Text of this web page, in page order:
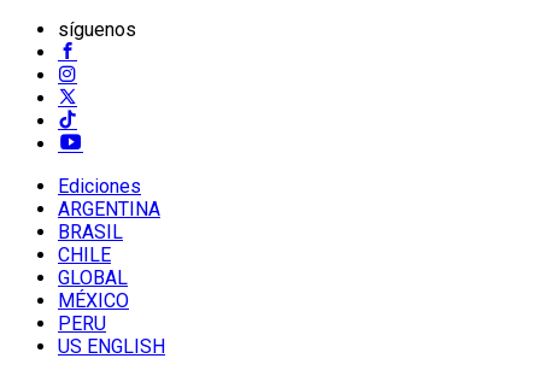
síguenos
Ediciones
ARGENTINA
BRASIL
CHILE
GLOBAL
MÉXICO
PERU
US ENGLISH